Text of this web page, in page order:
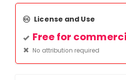
License and Use
Free for
No attribution required